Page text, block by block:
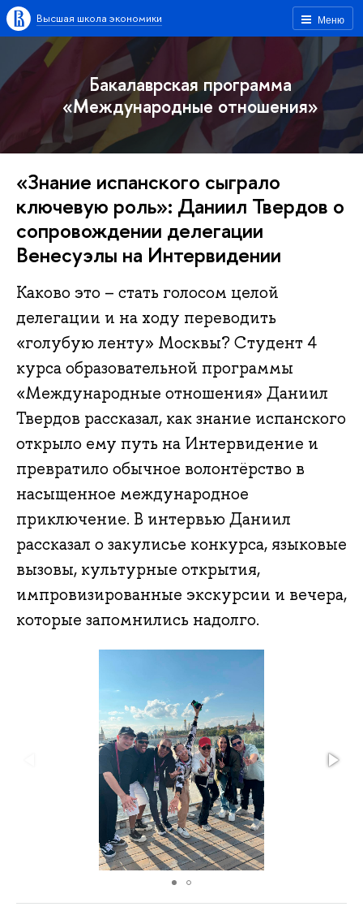
Меню
Высшая школа экономики
Бакалаврская программа
«Международные отношения»
«Знание испанского сыграло
ключевую роль»: Даниил Твердов о
сопровождении делегации
Венесуэлы на Интервидении
Каково это – стать голосом целой
делегации и на ходу переводить
«голубую ленту» Москвы? Студент 4
курса образовательной программы
«Международные отношения» Даниил
Твердов рассказал, как знание испанского
открыло ему путь на Интервидение и
превратило обычное волонтёрство в
насыщенное международное
приключение. В интервью Даниил
рассказал о закулисье конкурса, языковые
вызовы, культурные открытия,
импровизированные экскурсии и вечера,
которые запомнились надолго.